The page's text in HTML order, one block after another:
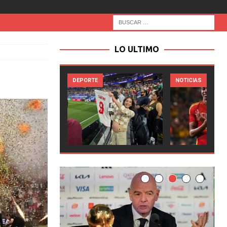
LO ULTIMO
NOTICIAS NOTICIAS